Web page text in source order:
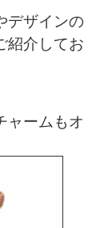
デザインの
紹介してお
ャーム もオ